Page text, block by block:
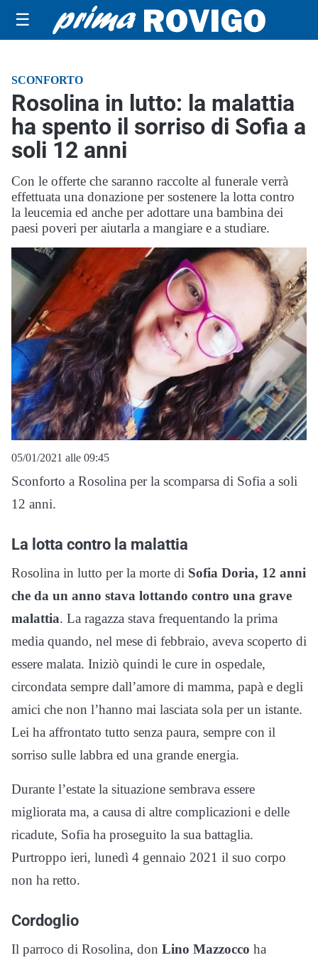
☰
SCONFORTO
Rosolina in lutto: la malattia
ha spento il sorriso di Sofia a
soli 12 anni
Con le offerte che saranno raccolte al funerale verrà
effettuata una donazione per sostenere la lotta contro
la leucemia ed anche per adottare una bambina dei
paesi poveri per aiutarla a mangiare e a studiare.
05/01/2021 alle 09:45
Sconforto a Rosolina per la scomparsa di Sofia a soli
12 anni.
La lotta contro la malattia
Rosolina in lutto per la morte di Sofia Doria, 12 anni
che da un anno stava lottando contro una grave
malattia. La ragazza stava frequentando la prima
media quando, nel mese di febbraio, aveva scoperto di
essere malata. Iniziò quindi le cure in ospedale,
circondata sempre dall’amore di mamma, papà e degli
amici che non l’hanno mai lasciata sola per un istante.
Lei ha affrontato tutto senza paura, sempre con il
sorriso sulle labbra ed una grande energia.
Durante l’estate la situazione sembrava essere
migliorata ma, a causa di altre complicazioni e delle
ricadute, Sofia ha proseguito la sua battaglia.
Purtroppo ieri, lunedì 4 gennaio 2021 il suo corpo
non ha retto.
Cordoglio
Il parroco di Rosolina, don Lino Mazzocco ha